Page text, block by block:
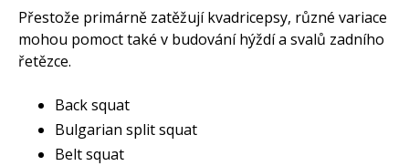
Přestože primárně zatěžují kvadricepsy, různé variace
mohou pomoct také v budování hýždí a svalů zadního
řetězce.
Back squat
Bulgarian split squat
Belt squat